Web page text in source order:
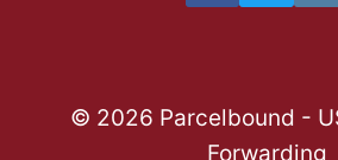
© 2026 Parcelbound -
Forwarding